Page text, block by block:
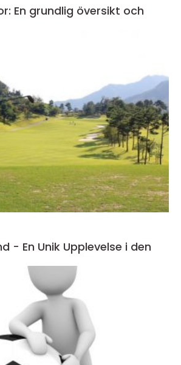
En grundlig översikt och
- En Unik Upplevelse i den